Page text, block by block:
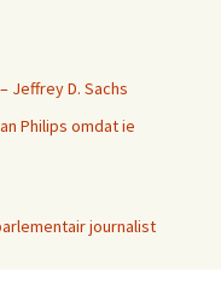
Jeffrey D. Sachs
Philips omdat ie
journalist